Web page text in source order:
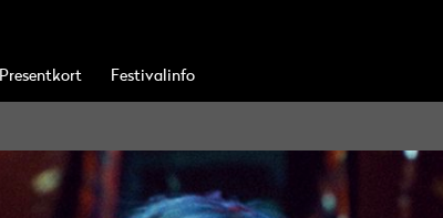
Presentkort Festivalinfo